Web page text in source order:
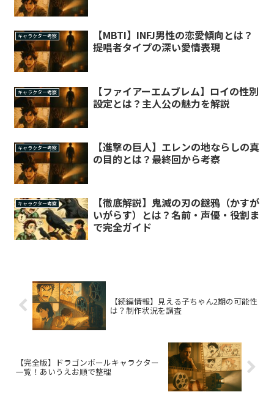
キャラクター考察
【MBTI】INFJ男性の恋愛傾向とは？
提唱者タイプの深い愛情表現
キャラクター考察
【ファイアーエムブレム】ロイの性別
設定とは？主人公の魅力を解説
キャラクター考察
【進撃の巨人】エレンの地ならしの真
の目的とは？最終回から考察
キャラクター考察
【徹底解説】鬼滅の刃の鎹鴉（かすが
いがらす）とは？名前・声優・役割ま
で完全ガイド
【続編情報】見える子ちゃん2期の可能性
は？制作状況を調査
【完全版】ドラゴンボールキャラクター
一覧！あいうえお順で整理